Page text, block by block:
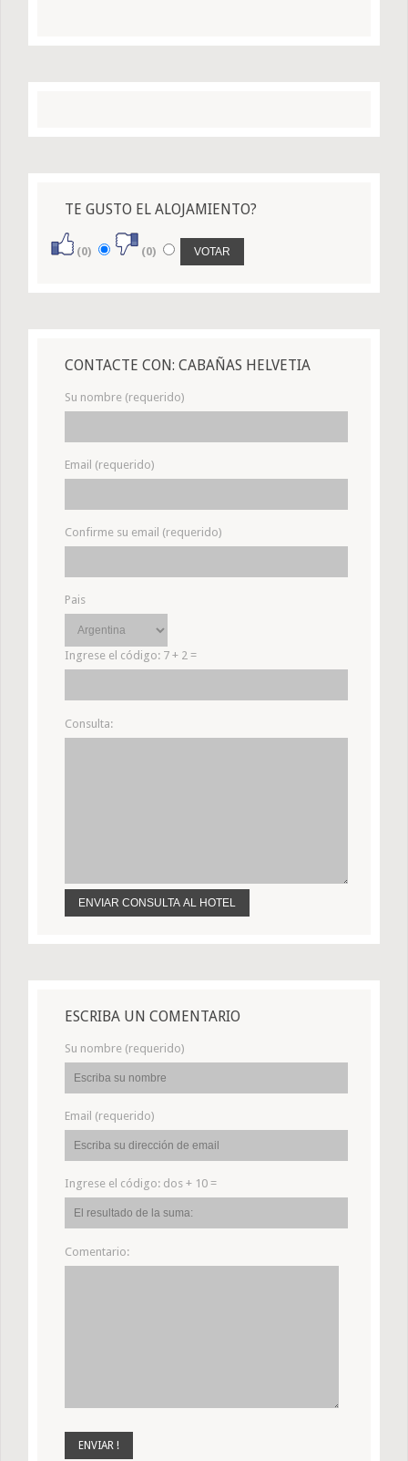
TE GUSTO EL ALOJAMIENTO?
(0) (0)
CONTACTE CON: CABAÑAS HELVETIA
Su nombre (requerido)
Email (requerido)
Confirme su email (requerido)
Pais
Ingrese el código: 7 + 2 =
Consulta:
ESCRIBA UN COMENTARIO
Su nombre (requerido)
Email (requerido)
Ingrese el código: dos + 10 =
Comentario: